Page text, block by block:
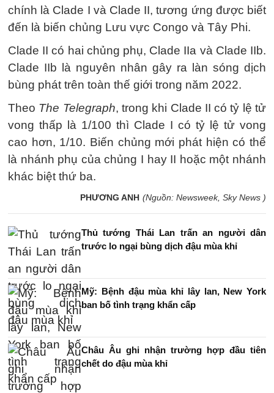
chính là Clade I và Clade II, tương ứng được biết
đến là biến chủng Lưu vực Congo và Tây Phi.
Clade II có hai chủng phụ, Clade IIa và Clade IIb.
Clade IIb là nguyên nhân gây ra làn sóng dịch
bùng phát trên toàn thế giới trong năm 2022.
Theo The Telegraph, trong khi Clade II có tỷ lệ tử
vong thấp là 1/100 thì Clade I có tỷ lệ tử vong
cao hơn, 1/10. Biến chủng mới phát hiện có thể
là nhánh phụ của chủng I hay II hoặc một nhánh
khác biệt thứ ba.
PHƯƠNG ANH (Nguồn: Newsweek, Sky News )
Thủ tướng Thái Lan trấn an người dân
trước lo ngại bùng dịch đậu mùa khỉ
Mỹ: Bệnh đậu mùa khỉ lây lan, New York
ban bố tình trạng khẩn cấp
Châu Âu ghi nhận trường hợp đầu tiên
chết do đậu mùa khỉ